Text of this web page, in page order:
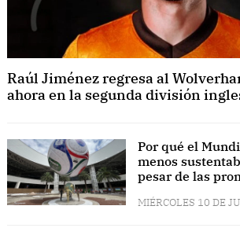
Raúl Jiménez regresa al
ahora en la segunda división
Por qué el
menos
pesar de las
MIÉRCOLES 10 DE